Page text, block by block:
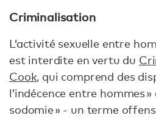
Criminalisation
L’activité sexuelle entre
est interdite en vertu du
Cook, qui comprend des
l’indécence entre hommes
sodomie » - un terme